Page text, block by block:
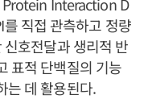
직접 관측하고 정량
호전달과 생리적 반
표적 단백질의 기능
는 데 활용된다.